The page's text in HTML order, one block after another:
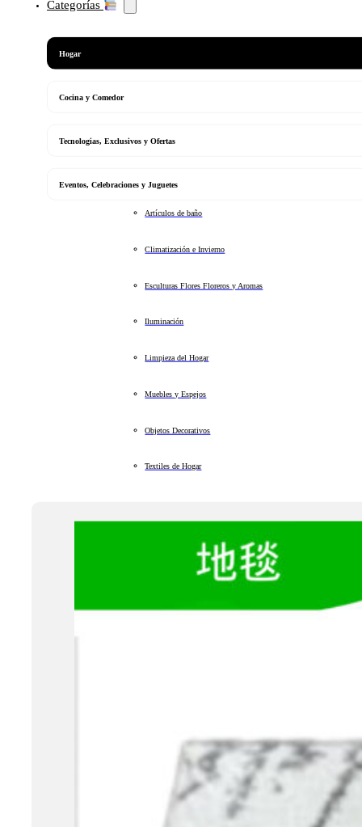
Categorías
Hogar
Cocina y Comedor
Tecnologias, Exclusivos y Ofertas
Eventos, Celebraciones y Juguetes
Artículos de baño
Climatización e Invierno
Esculturas Flores Floreros y Aromas
Iluminación
Limpieza del Hogar
Muebles y Espejos
Objetos Decorativos
Textiles de Hogar